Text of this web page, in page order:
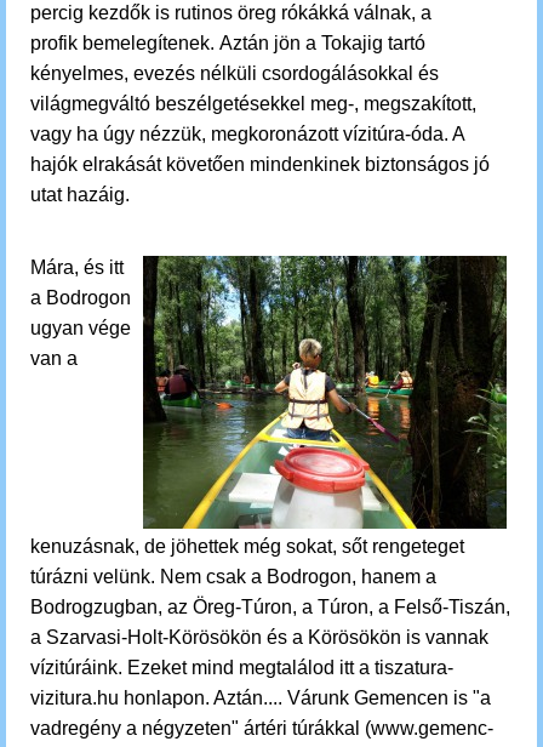
percig kezdők is rutinos öreg rókákká válnak, a
profik bemelegítenek. Aztán jön a Tokajig tartó
kényelmes, evezés nélküli csordogálásokkal és
világmegváltó beszélgetésekkel meg-, megszakított,
vagy ha úgy nézzük, megkoronázott vízitúra-óda. A
hajók elrakását követően mindenkinek biztonságos jó
utat hazáig.
Mára, és itt
a Bodrogon
ugyan vége
van a
kenuzásnak, de jöhettek még sokat, sőt rengeteget
túrázni velünk. Nem csak a Bodrogon, hanem a
Bodrogzugban, az Öreg-Túron, a Túron, a Felső-Tiszán,
a Szarvasi-Holt-Körösökön és a Körösökön is vannak
vízitúráink. Ezeket mind megtalálod itt a tiszatura-
vizitura.hu honlapon. Aztán.... Várunk Gemencen is "a
vadregény a négyzeten" ártéri túrákkal (www.gemenc-